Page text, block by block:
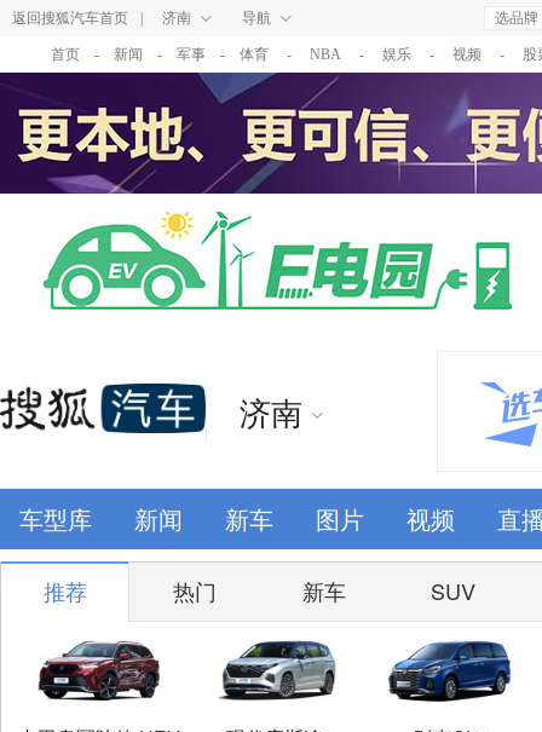
返回搜狐汽车首页 济南 导航 选品牌
首页 - 新闻 - 军事 - 体育 - NBA - 娱乐 - 视频 - 股
济南
车型库 新闻 新车 图片 视频 直
推荐 热门 新车 SUV